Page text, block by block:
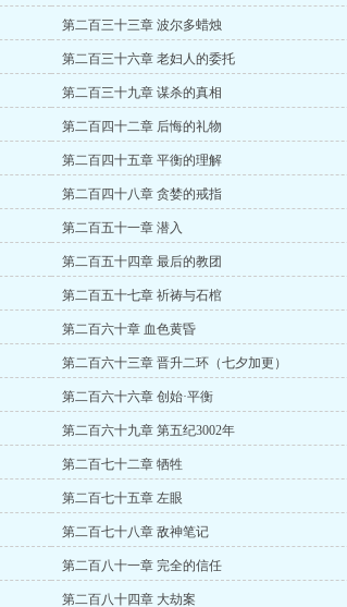
第二百三十三章 波尔多蜡烛
第二百三十六章 老妇人的委托
第二百三十九章 谋杀的真相
第二百四十二章 后悔的礼物
第二百四十五章 平衡的理解
第二百四十八章 贪婪的戒指
第二百五十一章 潜入
第二百五十四章 最后的教团
第二百五十七章 祈祷与石棺
第二百六十章 血色黄昏
第二百六十三章 晋升二环（七夕加更）
第二百六十六章 创始·平衡
第二百六十九章 第五纪3002年
第二百七十二章 牺牲
第二百七十五章 左眼
第二百七十八章 敌神笔记
第二百八十一章 完全的信任
第二百八十四章 大劫案